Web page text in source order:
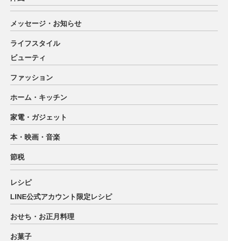
メッセージ・お知らせ
ライフスタイル
ビューティ
ファッション
ホーム・キッチン
家電・ガジェット
本・映画・音楽
節税
レシピ
LINE公式アカウント限定レシピ
おせち・お正月料理
お菓子